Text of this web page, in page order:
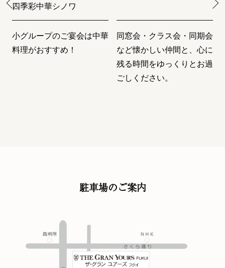
ワ
会は中華
同窓会・クラス会・同期会
など懐かしい仲間と、心に
残る時間をゆっくりとお過
大切な始まりの日
の皆様の和やかな
りますように、心
お手伝いをさせて
駐車場のご案内